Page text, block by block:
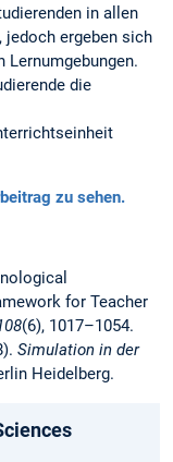
in allen
jedoch ergeben sich
Lernumgebungen.
die
zu sehen.
for Teacher
(6), 1017–1054.
Simulation in der
Heidelberg.